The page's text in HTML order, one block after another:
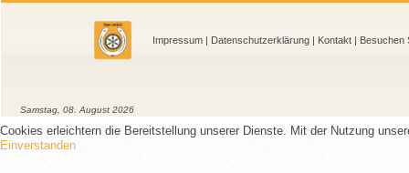
Impressum| Datenschutzerklärung| Kontakt|
Samstag, 08. August 2026
Cookies erleichtern die Bereitstellung unserer Dienste. Mit der Nutzung
Einverstanden